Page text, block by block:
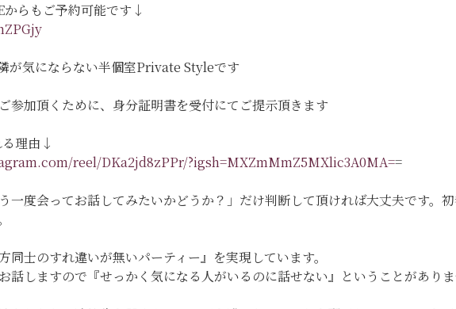
らもご予約可能です↓
が気にならない半個室Private Styleです
参加頂くために、身分証明書を受付にてご提示頂きます
理由↓
reel/DKa2jd8zPPr/?igsh=MXZmMmZ5MXlic3A0MA==
一度会ってお話してみたいかどうか？」だけ判断して頂ければ大丈夫です。
同士のすれ違いが無いパーティー』を実現しています。
話しますので『せっかく気になる人がいるのに話せない』ということがあり